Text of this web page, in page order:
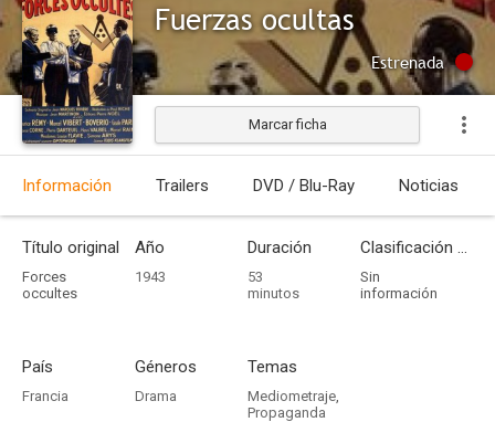
Fuerzas ocultas
Estrenada
Marcar ficha
Información Trailers DVD / Blu-Ray Noticias
Título original
Forces
occultes
Año
1943
Duración
53
minutos
Clasificación por edades
Sin
información
País
Francia
Géneros
Drama
Temas
Mediometraje,
Propaganda